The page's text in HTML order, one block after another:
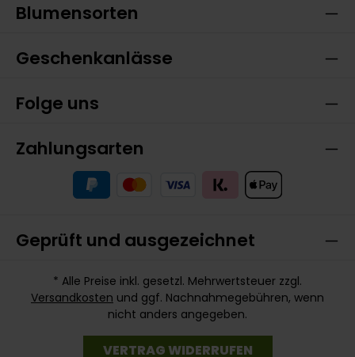
Blumensorten
Geschenkanlässe
Folge uns
Zahlungsarten
Geprüft und ausgezeichnet
* Alle Preise inkl. gesetzl. Mehrwertsteuer zzgl.
Versandkosten und ggf. Nachnahmegebühren, wenn
nicht anders angegeben.
VERTRAG WIDERRUFEN